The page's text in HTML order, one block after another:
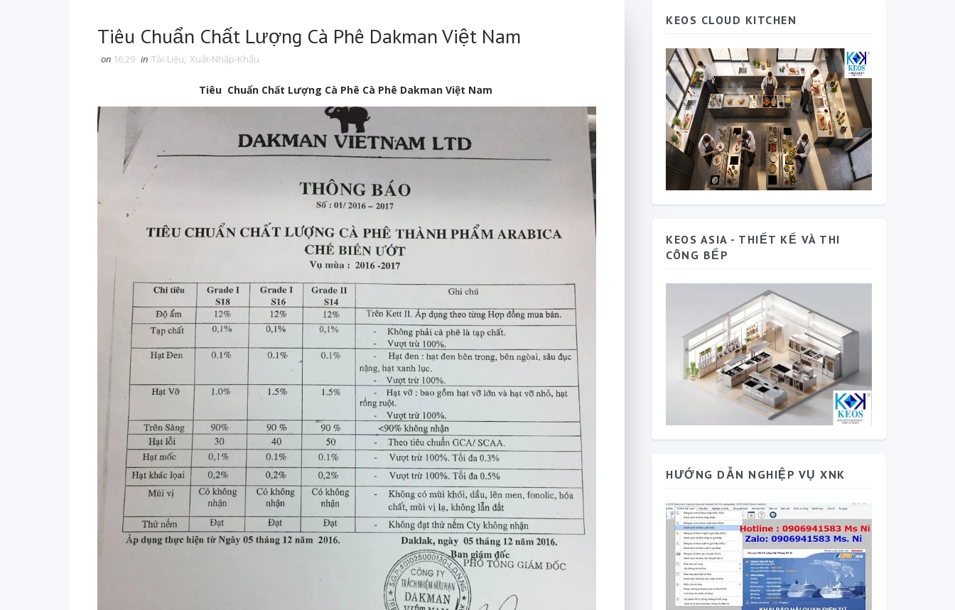
Tiêu Chuẩn Chất Lượng Cà Phê Dakman Việt Nam
on 16:29 in Tài-Liệu, Xuất-Nhập-Khẩu
Tiêu Chuẩn Chất Lượng Cà Phê Cà Phê Dakman Việt Nam
KEOS CLOUD KITCHEN
KEOS ASIA - THIẾT KẾ VÀ THI
CÔNG BẾP
HƯỚNG DẪN NGHIỆP VỤ XNK